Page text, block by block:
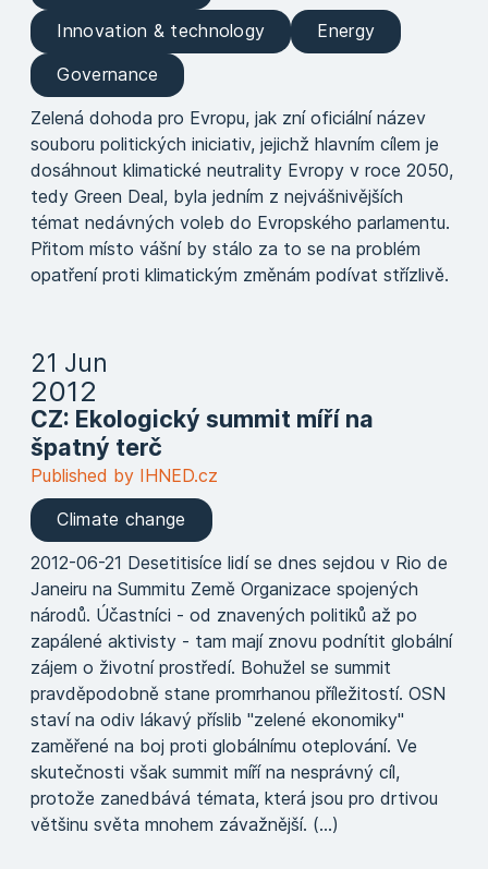
Innovation & technology
Energy
Governance
Zelená dohoda pro Evropu, jak zní oficiální název
souboru politických iniciativ, jejichž hlavním cílem je
dosáhnout klimatické neutrality Evropy v roce 2050,
tedy Green Deal, byla jedním z nejvášnivějších
témat nedávných voleb do Evropského parlamentu.
Přitom místo vášní by stálo za to se na problém
opatření proti klimatickým změnám podívat střízlivě.
21 Jun
2012
CZ: Ekologický summit míří na
špatný terč
Published by IHNED.cz
Climate change
2012-06-21 Desetitisíce lidí se dnes sejdou v Rio de
Janeiru na Summitu Země Organizace spojených
národů. Účastníci - od znavených politiků až po
zapálené aktivisty - tam mají znovu podnítit globální
zájem o životní prostředí. Bohužel se summit
pravděpodobně stane promrhanou příležitostí. OSN
staví na odiv lákavý příslib "zelené ekonomiky"
zaměřené na boj proti globálnímu oteplování. Ve
skutečnosti však summit míří na nesprávný cíl,
protože zanedbává témata, která jsou pro drtivou
většinu světa mnohem závažnější. (...)